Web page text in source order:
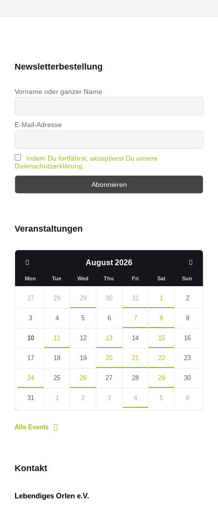
Newsletterbestellung
Vorname oder ganzer Name
E-Mail-Adresse
Indem Du fortfährst, akzeptierst Du unsere
Datenschutzerklärung.
Veranstaltungen
August 2026
Month
Mon Tue Wed Thu Fri Sat Sun
calendar
27 28 29 30 31 1 2
3 4 5 6 7 8 9
10 11 12 13 14 15 16
17 18 19 20 21 22 23
24 25 26 27 28 29 30
31 1 2 3 4 5 6
to
calendar
Alle Events
Kontakt
Lebendiges Orlen e.V.